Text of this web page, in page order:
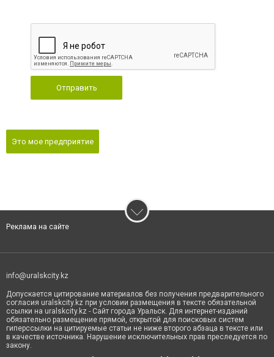
Отправить
Это мое предприятие
Реклама на сайте
info@uralskcity.kz
Допускается цитирование материалов без получения предварительного
согласия uralskcity.kz при условии размещения в тексте обязательной
ссылки на uralskcity.kz - Сайт города Уральск. Для интернет-изданий
обязательно размещение прямой, открытой для поисковых систем
гиперссылки на цитируемые статьи не ниже второго абзаца в тексте или
в качестве источника. Нарушение исключительных прав преследуется по
закону.